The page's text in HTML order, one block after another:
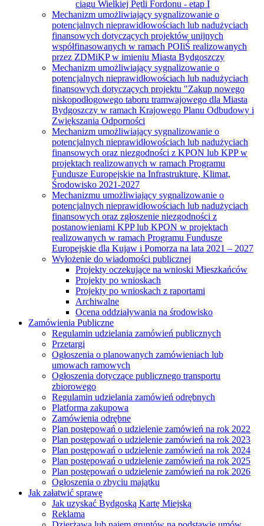
ciągu Wielkiej Pętli Fordonu - etap I
Mechanizm umożliwiający sygnalizowanie o
potencjalnych nieprawidłowościach lub nadużyciach
finansowych dotyczących projektów unijnych
współfinasowanych w ramach POIiŚ realizowanych
przez ZDMiKP w imieniu Miasta Bydgoszczy
Mechanizm umożliwiający sygnalizowanie o
potencjalnych nieprawidłowościach lub nadużyciach
finansowych dotyczących projektu "Zakup nowego
niskopodłogowego taboru tramwajowego dla Miasta
Bydgoszczy w ramach Krajowego Planu Odbudowy i
Zwiększania Odporności
Mechanizm umożliwiający sygnalizowanie o
potencjalnych nieprawidłowościach lub nadużyciach
finansowych oraz niezgodności z KPON lub KPP w
projektach realizowanych w ramach Programu
Fundusze Europejskie na Infrastrukturę, Klimat,
Środowisko 2021-2027
Mechanizmu umożliwiający sygnalizowanie o
potencjalnych nieprawidłowościach lub nadużyciach
finansowych oraz zgłoszenie niezgodności z
postanowieniami KPP lub KPON w projektach
realizowanych w ramach Programu Fundusze
Europejskie dla Kujaw i Pomorza na lata 2021 – 2027
Wyłożenie do wiadomości publicznej
Projekty oczekujące na wnioski Mieszkańców
Projekty po wnioskach
Projekty po wnioskach z raportami
Archiwalne
Ocena oddziaływania na środowisko
Zamówienia Publiczne
Regulamin udzielania zamówień publicznych
Przetargi
Ogłoszenia o planowanych zamówieniach lub
umowach ramowych
Ogłoszenia dotyczące publicznego transportu
zbiorowego
Regulamin udzielania zamówień odrębnych
Platforma zakupowa
Zamówienia odrębne
Plan postępowań o udzielenie zamówień na rok 2022
Plan postępowań o udzielenie zamówień na rok 2023
Plan postępowań o udzielenie zamówień na rok 2024
Plan postępowań o udzielenie zamówień na rok 2025
Plan postępowań o udzielenie zamówień na rok 2026
Ogłoszenia o zbyciu majątku
Jak załatwić sprawę
Jak uzyskać Bydgoską Kartę Miejską
Reklama